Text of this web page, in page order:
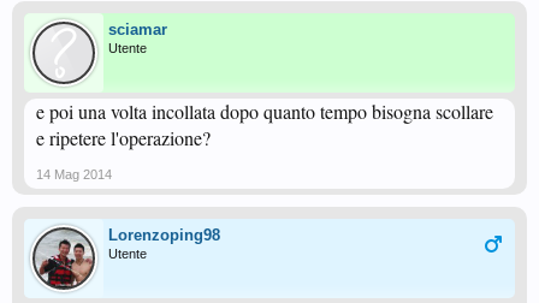
sciamar
Utente
e poi una volta incollata dopo quanto tempo bisogna scollare
e ripetere l'operazione?
14 Mag 2014
Lorenzoping98
Utente